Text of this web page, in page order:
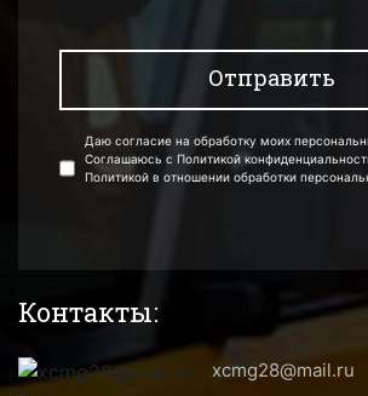
Даю согласие на обработку моих
Соглашаюсь с Политикой
Политикой в отношении обработки
Контакты:
xcmg28@mail.ru